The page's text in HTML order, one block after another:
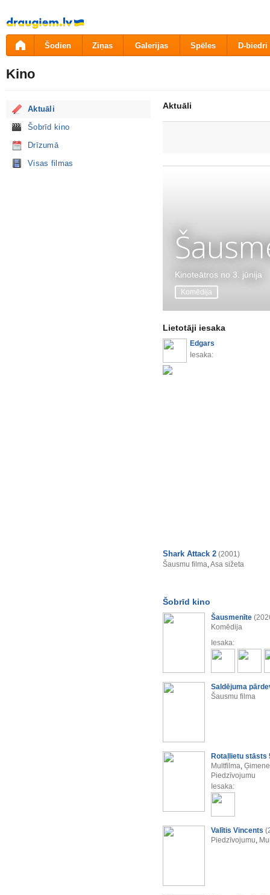
Pāriet
uz
saturu
Šodien Ziņas Galerijas Spēles D-biedri
Kino
Aktuāli
Šobrīd kino
Drīzumā
Visas filmas
Aktuāli
Kinoteātros no 3. jūnija
Komēdija
Lietotāji iesaka
Edgars
Iesaka:
Shark Attack 2 (2001)
Šausmu filma,Asa sižeta
Šobrīd kino
Šausmenīte
Komēdija
Iesaka:
Saldējuma
Šausmu filma
Rotaļlietu stāsts
Multfilma,
Piedzīvojumu
Iesaka:
Valītis Vincents
Piedzīvojumu,